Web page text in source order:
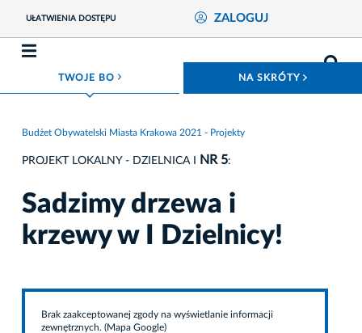
UŁATWIENIA DOSTĘPU ZALOGUJ
TWOJE BO ROZWIŃ MENU NA SKRÓTY
Budżet Obywatelski Miasta Krakowa 2021 - Projekty
PROJEKT LOKALNY - DZIELNICA I NR 5:
Sadzimy drzewa i
krzewy w I Dzielnicy!
Brak zaakceptowanej zgody na wyświetlanie informacji
zewnętrznych. (Mapa Google)